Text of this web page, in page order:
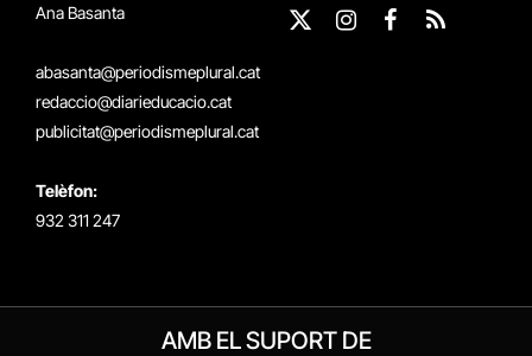
Ana Basanta
abasanta@periodismeplural.cat
redaccio@diarieducacio.cat
publicitat@periodismeplural.cat
Telèfon:
932 311 247
X
InstagramFacebook
RSS
AMB EL SUPORT DE